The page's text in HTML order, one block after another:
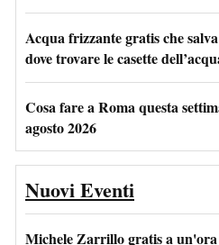
Acqua frizzante gratis che
dove trovare le casette
Cosa fare a Roma questa
agosto 2026
Nuovi Eventi
Michele Zarrillo gratis a